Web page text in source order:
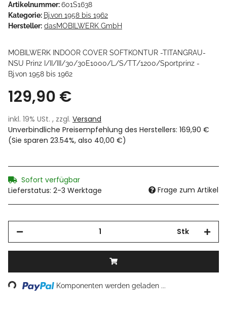
Artikelnummer:601S1638
Kategorie: Bj.von 1958 bis 1962
Hersteller: dasMOBILWERK GmbH
MOBILWERK INDOOR COVER SOFTKONTUR -TITANGRAU-
NSU Prinz I/II/III/30/30E1000/L/S/TT/1200/Sportprinz -
Bj.von 1958 bis 1962
129,90 €
inkl. 19% USt. , zzgl. Versand
Unverbindliche Preisempfehlung des Herstellers: 169,90 €
(Sie sparen 23.54%, also 40,00 €)
Sofort verfügbar
Lieferstatus: 2-3 Werktage
Frage zum Artikel
Stk
Komponenten werden geladen ...